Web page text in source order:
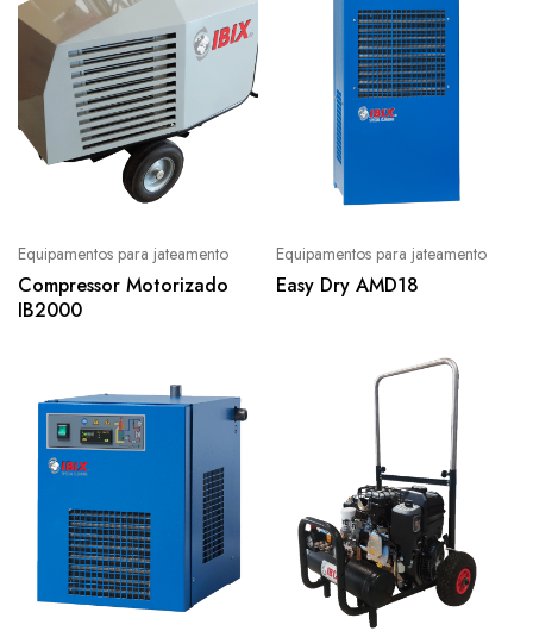
Equipamentos para jateamento
Compressor Motorizado
IB2000
Equipamentos para jateamento
Easy Dry AMD18